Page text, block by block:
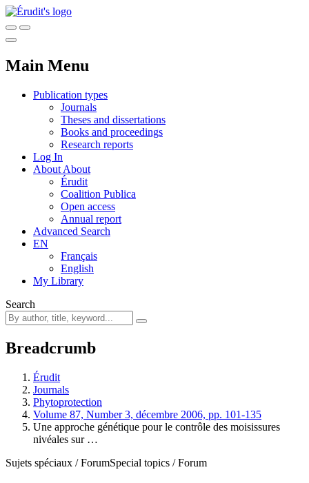
Main Menu
Publication types
Journals
Theses and dissertations
Books and proceedings
Research reports
Log In
About About
Érudit
Coalition Publica
Open access
Annual report
Advanced Search
EN
Français
English
My Library
Search
Breadcrumb
Érudit
Journals
Phytoprotection
Volume 87, Number 3, décembre 2006, pp. 101-135
Une approche génétique pour le contrôle des moisissures
nivéales sur …
Sujets spéciaux / ForumSpecial topics / Forum